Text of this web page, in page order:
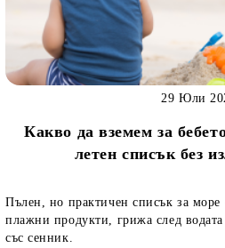
Какво да вземем за
летен списък без
29 Юли
Пълен, но практичен списък за море
плажни продукти, грижа след
със сенник.